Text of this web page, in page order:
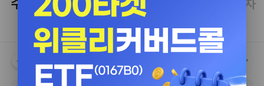
수익률 거래량 자금유입 투자자
전체 주식 채권 원자재
상승